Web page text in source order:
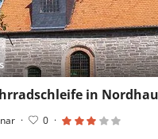
in
· 0 ·